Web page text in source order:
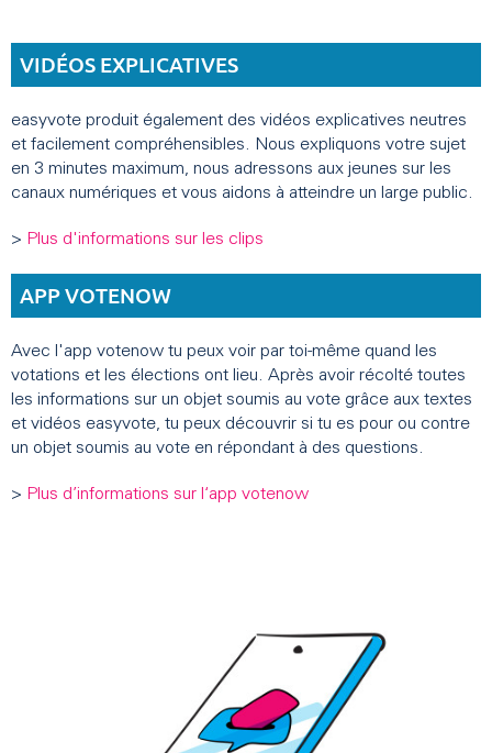
VIDÉOS EXPLICATIVES
easyvote produit également des vidéos explicatives neutres
et facilement compréhensibles. Nous expliquons votre sujet
en 3 minutes maximum, nous adressons aux jeunes sur les
canaux numériques et vous aidons à atteindre un large public.
> Plus d'informations sur les clips
APP VOTENOW
Avec l'app votenow tu peux voir par toi-même quand les
votations et les élections ont lieu. Après avoir récolté toutes
les informations sur un objet soumis au vote grâce aux textes
et vidéos easyvote, tu peux découvrir si tu es pour ou contre
un objet soumis au vote en répondant à des questions.
> Plus d’informations sur l‘app votenow